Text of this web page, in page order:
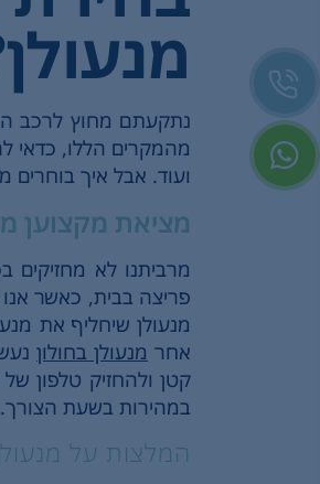
נתקעתם מחוץ לרכב
מהמקרים הללו, כדאי
ועוד. אבל איך
מציאת מקצוען
מרביתנו לא מחזיקים
פריצה בבית, כאשר
מנעולן שיחליף את
אחר מנעולן בחולון
קטן ולהחזיק טלפון
במהירות בשעת
המלצות על